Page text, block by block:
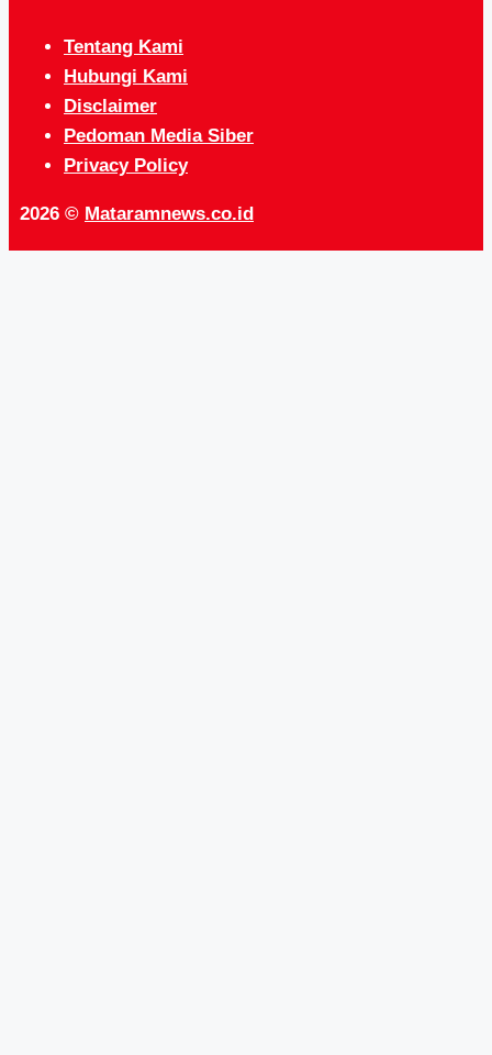
Tentang Kami
Hubungi Kami
Disclaimer
Pedoman Media Siber
Privacy Policy
2026 © Mataramnews.co.id